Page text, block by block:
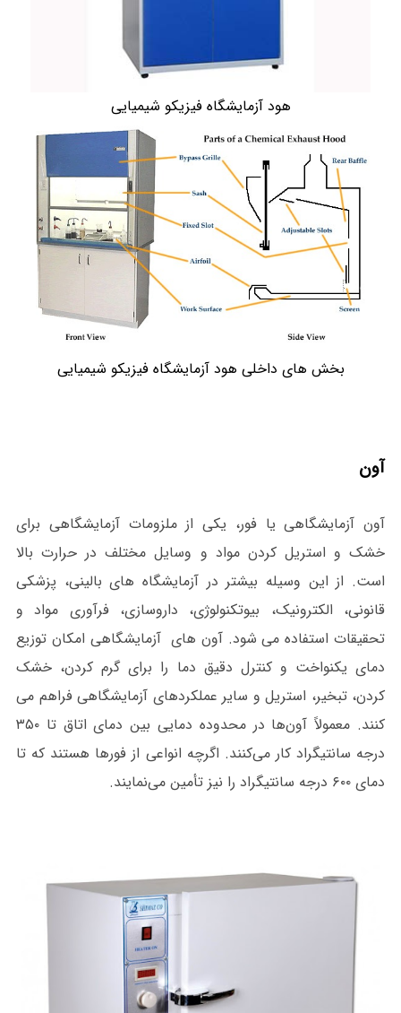
هود آزمایشگاه فیزیکو شیمیایی
بخش های داخلی هود آزمایشگاه فیزیکو شیمیایی
آون
آون آزمایشگاهی یا فور، یکی از ملزومات آزمایشگاهی برای
خشک و استریل کردن مواد و وسایل مختلف در حرارت بالا
است. از این وسیله بیشتر در آزمایشگاه های بالینی، پزشکی
قانونی، الکترونیک، بیوتکنولوژی، داروسازی، فرآوری مواد و
تحقیقات استفاده می شود. آون های آزمایشگاهی امکان توزیع
دمای یکنواخت و کنترل دقیق دما را برای گرم کردن، خشک
کردن، تبخیر، استریل و سایر عملکردهای آزمایشگاهی فراهم می
کنند. معمولاً آون‌ها در محدوده دمایی بین دمای اتاق تا ۳۵۰
درجه سانتیگراد کار می‌کنند. اگرچه انواعی از فورها هستند که تا
دمای ۶۰۰ درجه سانتیگراد را نیز تأمین می‌نمایند.